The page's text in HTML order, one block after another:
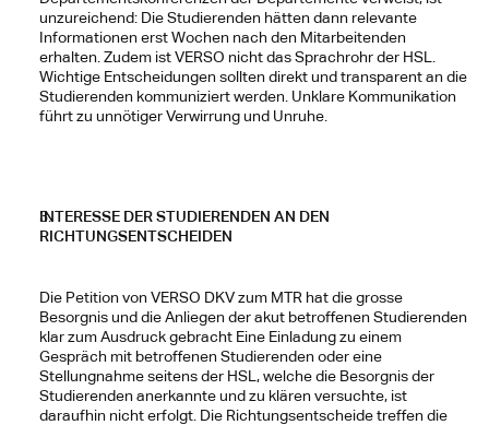
unzureichend: Die Studierenden hätten dann relevante
Informationen erst Wochen nach den Mitarbeitenden
erhalten. Zudem ist VERSO nicht das Sprachrohr der HSL.
Wichtige Entscheidungen sollten direkt und transparent an die
Studierenden kommuniziert werden. Unklare Kommunikation
führt zu unnötiger Verwirrung und Unruhe.
INTERESSE DER STUDIERENDEN AN DEN
RICHTUNGSENTSCHEIDEN
Die Petition von VERSO DKV zum MTR hat die grosse
Besorgnis und die Anliegen der akut betroffenen Studierenden
klar zum Ausdruck gebracht Eine Einladung zu einem
Gespräch mit betroffenen Studierenden oder eine
Stellungnahme seitens der HSL, welche die Besorgnis der
Studierenden anerkannte und zu klären versuchte, ist
daraufhin nicht erfolgt. Die Richtungsentscheide treffen die